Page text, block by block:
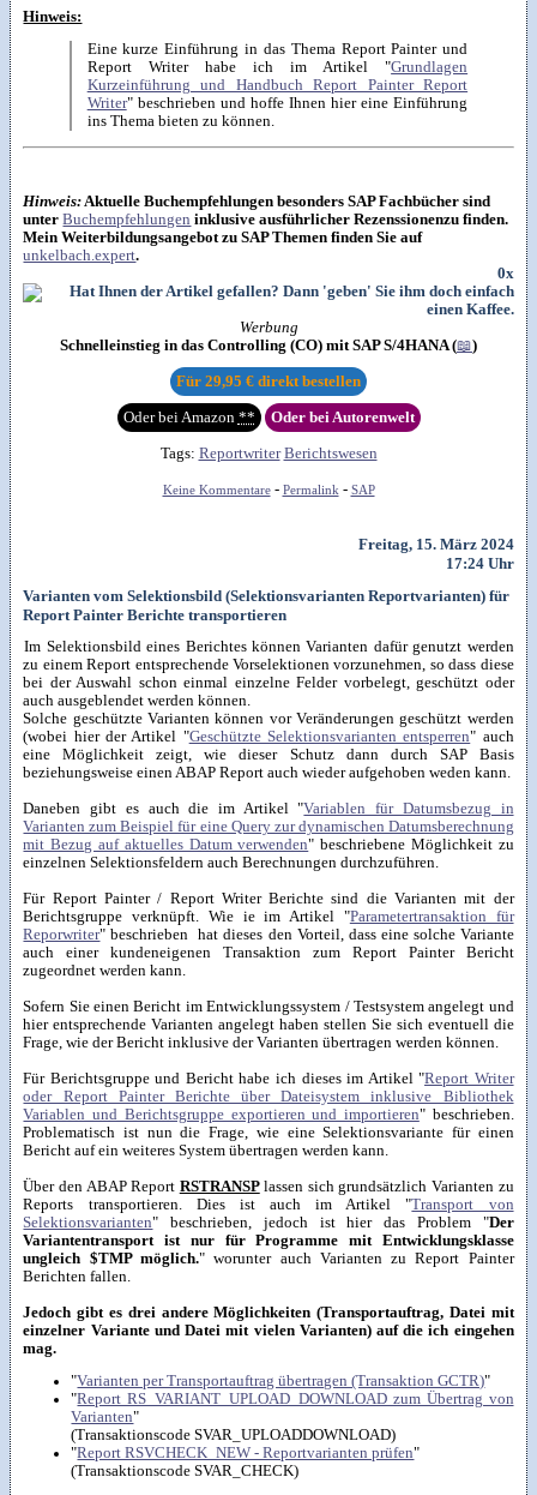
Hinweis:
Eine kurze Einführung in das Thema Report Painter und
Report Writer habe ich im Artikel "Grundlagen
Kurzeinführung und Handbuch Report Painter Report
Writer" beschrieben und hoffe Ihnen hier eine Einführung
ins Thema bieten zu können.
Hinweis: Aktuelle Buchempfehlungen besonders SAP Fachbücher sind
unterBuchempfehlungen inklusive ausführlicher Rezenssionenzu finden.
Mein Weiterbildungsangebot zu SAP Themen finden Sie auf
unkelbach.expert.
0x
Werbung
Schnelleinstieg in das Controlling (CO) mit SAP S/4HANA (📖)
Für 29,95 € direkt bestellen
Oder bei Amazon ** Oder bei Autorenwelt
Tags: Reportwriter Berichtswesen
Keine Kommentare- Permalink - SAP
Freitag, 15. März 2024
17:24 Uhr
Varianten vom Selektionsbild (Selektionsvarianten Reportvarianten) für
Report Painter Berichte transportieren
Im Selektionsbild eines Berichtes können Varianten dafür genutzt werden
zu einem Report entsprechende Vorselektionen vorzunehmen, so dass diese
bei der Auswahl schon einmal einzelne Felder vorbelegt, geschützt oder
auch ausgeblendet werden können.
Solche geschützte Varianten können vor Veränderungen geschützt werden
(wobei hier der Artikel "Geschützte Selektionsvarianten entsperren" auch
eine Möglichkeit zeigt, wie dieser Schutz dann durch SAP Basis
beziehungsweise einen ABAP Report auch wieder aufgehoben weden kann.
Daneben gibt es auch die im Artikel "Variablen für Datumsbezug in
Varianten zum Beispiel für eine Query zur dynamischen Datumsberechnung
mit Bezug auf aktuelles Datum verwenden" beschriebene Möglichkeit zu
einzelnen Selektionsfeldern auch Berechnungen durchzuführen.
Für Report Painter / Report Writer Berichte sind die Varianten mit der
Berichtsgruppe verknüpft. Wie ie im Artikel "Parametertransaktion für
Reporwriter" beschrieben hat dieses den Vorteil, dass eine solche Variante
auch einer kundeneigenen Transaktion zum Report Painter Bericht
zugeordnet werden kann.
Sofern Sie einen Bericht im Entwicklungssystem / Testsystem angelegt und
hier entsprechende Varianten angelegt haben stellen Sie sich eventuell die
Frage, wie der Bericht inklusive der Varianten übertragen werden können.
Für Berichtsgruppe und Bericht habe ich dieses im Artikel "Report Writer
oder Report Painter Berichte über Dateisystem inklusive Bibliothek
Variablen und Berichtsgruppe exportieren und importieren" beschrieben.
Problematisch ist nun die Frage, wie eine Selektionsvariante für einen
Bericht auf ein weiteres System übertragen werden kann.
Über den ABAP Report RSTRANSPlassen sich grundsätzlich Varianten zu
Reports transportieren. Dies ist auch im Artikel "Transport von
Selektionsvarianten" beschrieben, jedoch ist hier das Problem "Der
Variantentransport ist nur für Programme mit Entwicklungsklasse
ungleich $TMP möglich." worunter auch Varianten zu Report Painter
Berichten fallen.
Jedoch gibt es drei andere Möglichkeiten (Transportauftrag, Datei mit
einzelner Variante und Datei mit vielen Varianten) auf die ich eingehen
mag.
"Varianten per Transportauftrag übertragen (Transaktion GCTR)"
"Report RS_VARIANT_UPLOAD_DOWNLOAD zum Übertrag von
Varianten"
(Transaktionscode SVAR_UPLOADDOWNLOAD)
"Report RSVCHECK_NEW - Reportvarianten prüfen"
(Transaktionscode SVAR_CHECK)